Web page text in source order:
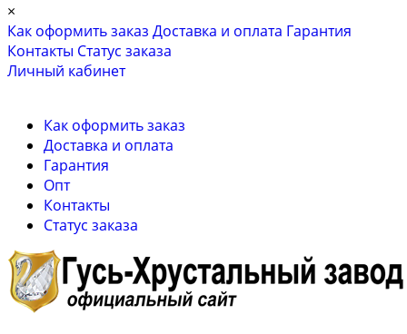
×
Как оформить заказ Доставка и оплата Гарантия
Контакты Cтатус заказа
Личный кабинет
Как оформить заказ
Доставка и оплата
Гарантия
Опт
Контакты
Cтатус заказа